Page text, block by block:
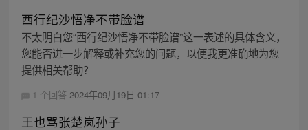
西行纪沙悟净不带脸谱
不太明白您“西行纪沙悟净不带脸谱”这一表述的具体含义，
您能否进一步解释或补充您的问题，以便我更准确地为您
提供相关帮助？
1 个回答 2024年09月19日 01:17
王也骂张楚岚孙子